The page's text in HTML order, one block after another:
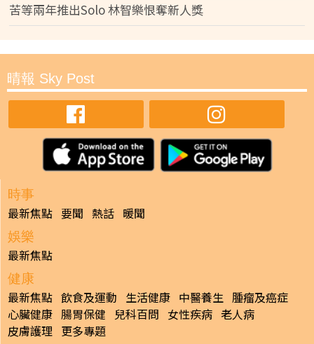
苦等兩年推出Solo 林智樂恨奪新人獎
晴報 Sky Post
時事
最新焦點 要聞 熱話 暖聞
娛樂
最新焦點
健康
最新焦點 飲食及運動 生活健康 中醫養生 腫瘤及癌症
心臟健康 腸胃保健 兒科百問 女性疾病 老人病
皮膚護理 更多專題